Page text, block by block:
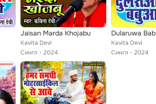
Jaisan Marda Khojabu
Kavita Devi
Сингл
2024
Dularuwa
Kavita Devi
Сингл
2024